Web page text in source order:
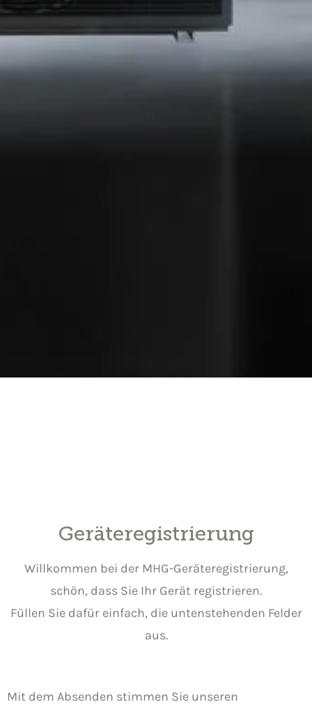
Geräteregistrierung
Willkommen bei der MHG-Geräteregistrierung,
schön, dass Sie Ihr Gerät registrieren.
Füllen Sie dafür einfach, die untenstehenden Felder
aus.
Mit dem Absenden stimmen Sie unseren